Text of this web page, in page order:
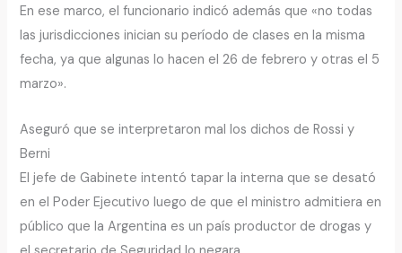
En ese marco, el funcionario indicó además que «no todas
las jurisdicciones inician su período de clases en la misma
fecha, ya que algunas lo hacen el 26 de febrero y otras el 5
marzo».
Aseguró que se interpretaron mal los dichos de Rossi y
Berni
El jefe de Gabinete intentó tapar la interna que se desató
en el Poder Ejecutivo luego de que el ministro admitiera en
público que la Argentina es un país productor de drogas y